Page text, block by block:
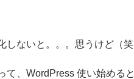
ないと。。。思うけど（笑
て、WordPress 使い始める